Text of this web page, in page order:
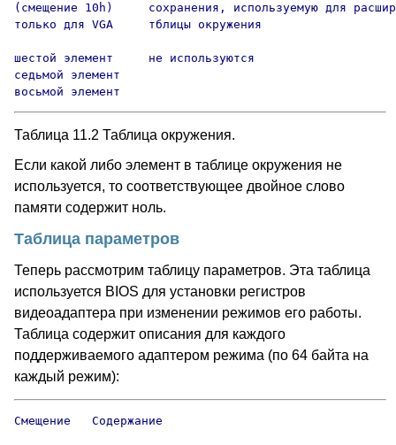
(смещение 10h)     сохранения, используемую для
только для VGA     тблицы окружения
шестой элемент     не используются
седьмой элемент
восьмой элемент
Таблица 11.2 Таблица окружения.
Если какой либо элемент в таблице окружения не
используется, то соответствующее двойное слово
памяти содержит ноль.
Таблица параметров
Теперь рассмотрим таблицу параметров. Эта таблица
используется BIOS для установки регистров
видеоадаптера при изменении режимов его работы.
Таблица содержит описания для каждого
поддерживаемого адаптером режима (по 64 байта на
каждый режим):
Смещение   Содержание